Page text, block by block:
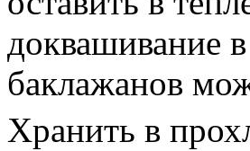
доквашивание
баклажанов
Хранить в